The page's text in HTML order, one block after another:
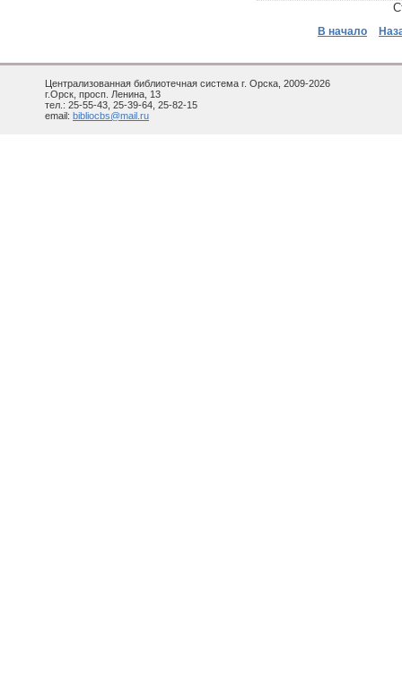
В начало
Централизованная библиотечная система г. Орска, 2009-2026
г.Орск, просп. Ленина, 13
тел.: 25-55-43, 25-39-64, 25-82-15
email: bibliocbs@mail.ru